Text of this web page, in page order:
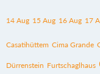
14 Aug 15 Aug 16 Aug 17
Casatihüttem Cima Grande
Dürrenstein Furtschaglhaus